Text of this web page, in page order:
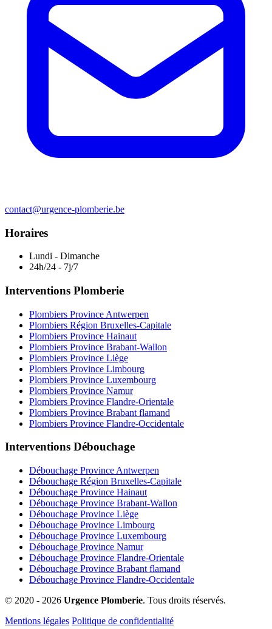
contact@urgence-plomberie.be
Horaires
Lundi - Dimanche
24h/24 - 7j/7
Interventions Plomberie
Plombiers Province Antwerpen
Plombiers Région Bruxelles-Capitale
Plombiers Province Hainaut
Plombiers Province Brabant-Wallon
Plombiers Province Liège
Plombiers Province Limbourg
Plombiers Province Luxembourg
Plombiers Province Namur
Plombiers Province Flandre-Orientale
Plombiers Province Brabant flamand
Plombiers Province Flandre-Occidentale
Interventions Débouchage
Débouchage Province Antwerpen
Débouchage Région Bruxelles-Capitale
Débouchage Province Hainaut
Débouchage Province Brabant-Wallon
Débouchage Province Liège
Débouchage Province Limbourg
Débouchage Province Luxembourg
Débouchage Province Namur
Débouchage Province Flandre-Orientale
Débouchage Province Brabant flamand
Débouchage Province Flandre-Occidentale
© 2020 - 2026 Urgence Plomberie. Tous droits réservés.
Mentions légales Politique de confidentialité